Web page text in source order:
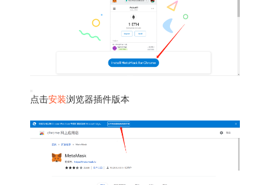
点击安装浏览器插件版本